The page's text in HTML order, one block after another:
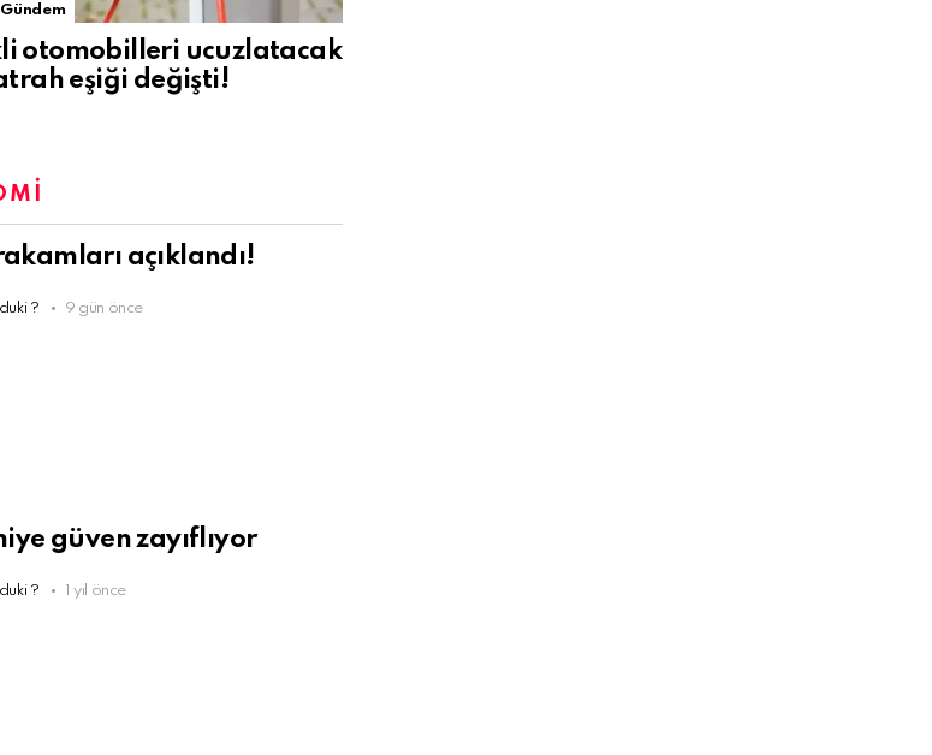
Gündem
otomobilleri ucuzlatacak
eşiği değişti!
açıklandı!
? 9 gün önce
güven zayıflıyor
? 1 yıl önce